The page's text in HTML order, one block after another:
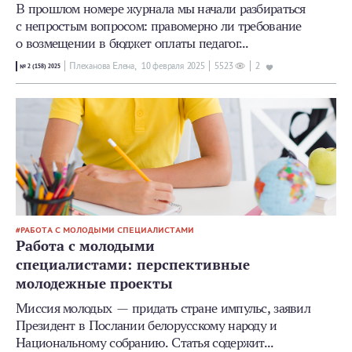
В прошлом номере журнала мы начали разбираться
с непростым вопросом: правомерно ли требование
о возмещении в бюджет оплаты педагог...
№ 2 (158) 2025 Плеханова Елена, 10 февраля 2025 5523 2
РАБОТА С МОЛОДЫМИ СПЕЦИАЛИСТАМИ
Работа с молодыми
специалистами: перспективные
молодежные проекты
Миссия молодых — придать стране импульс, заявил
Президент в Послании белорусскому народу и
Национальному собранию. Статья содержит...